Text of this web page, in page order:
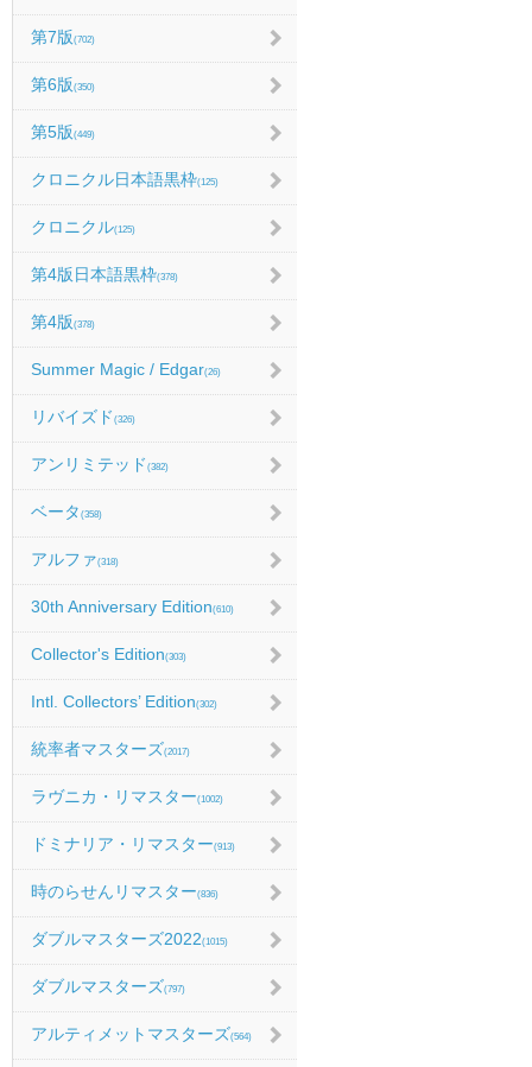
第7版(702)
第6版(350)
第5版(449)
クロニクル日本語黒枠(125)
クロニクル(125)
第4版日本語黒枠(378)
第4版(378)
Summer Magic / Edgar(26)
リバイズド (326)
アンリミテッド (382)
ベータ (358)
アルファ(318)
30th Anniversary Edition(610)
Collector's Edition(303)
Intl. Collectors’ Edition(302)
統率者マスターズ(2017)
ラヴニカ・リマスター(1002)
ドミナリア・リマスター(913)
時のらせんリマスター(836)
ダブルマスターズ2022(1015)
ダブルマスターズ(797)
アルティメットマスターズ(564)